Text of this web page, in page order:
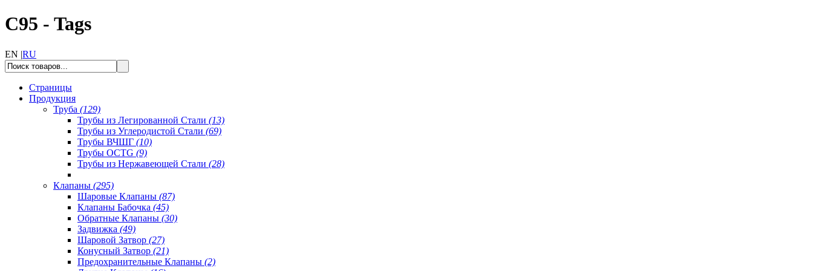
C95 - Tags
EN |RU
Страницы
Продукция
Труба (129)
Трубы из Легированной Стали (13)
Трубы из Углеродистой Стали (69)
Трубы ВЧШГ (10)
Трубы OCTG (9)
Трубы из Нержавеющей Стали (28)
Клапаны (295)
Шаровые Клапаны (87)
Клапаны Бабочка (45)
Обратные Клапаны (30)
Задвижка (49)
Шаровой Затвор (27)
Конусный Затвор (21)
Предохранительные Клапаны (2)